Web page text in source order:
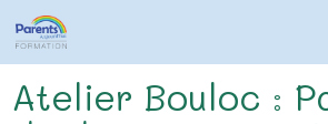
Atelier Bouloc :